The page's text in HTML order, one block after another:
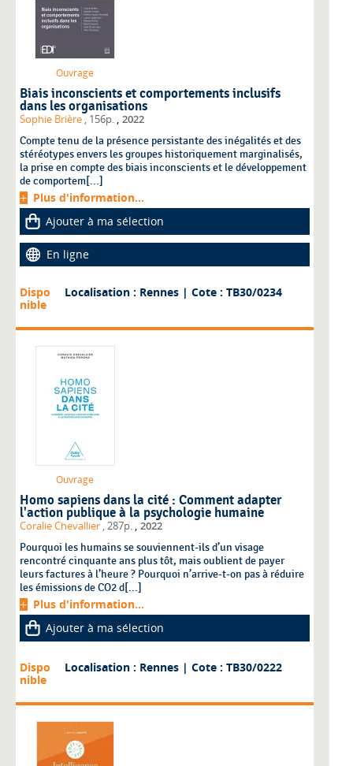
Ouvrage
Biais inconscients et comportements inclusifs
dans les organisations
Sophie Brière , 156p. 2022
Compte tenu de la présence persistante des inégalités et des
stéréotypes envers les groupes historiquement marginalisés,
la prise en compte des biais inconscients et le développement
de comportem[...]
Plus d'information...
Ajouter à ma sélection
En ligne
Dispo
nible
Localisation : Rennes | Cote : TB30/0234
Ouvrage
Homo sapiens dans la cité : Comment adapter
l'action publique à la psychologie humaine
Coralie Chevallier , 287p. , 2022
Pourquoi les humains se souviennent-ils d’un visage
rencontré cinquante ans plus tôt, mais oublient de payer
leurs factures à l’heure ? Pourquoi n’arrive-t-on pas à réduire
les émissions de CO2 d[...]
Plus d'information...
Ajouter à ma sélection
Dispo
nible
Localisation : Rennes | Cote : TB30/0222